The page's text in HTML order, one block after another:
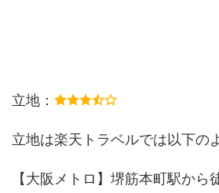
立地：
立地は楽天トラベルでは以下の
【大阪メトロ】堺筋本町駅から